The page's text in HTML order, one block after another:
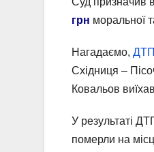
грн моральної
Нагадаємо, ДТП
Східниця –
Ковальов
У результаті
померли на